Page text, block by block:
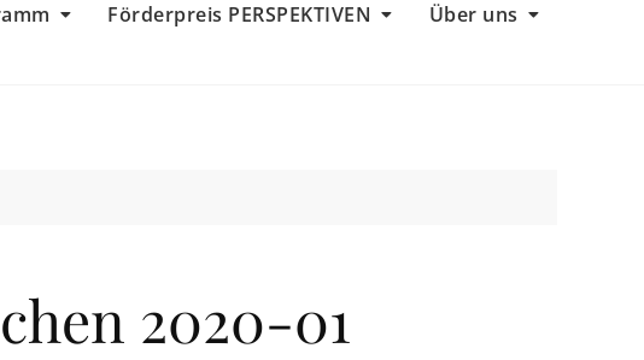
Förderpreis PERSPEKTIVEN Über uns
2020-01